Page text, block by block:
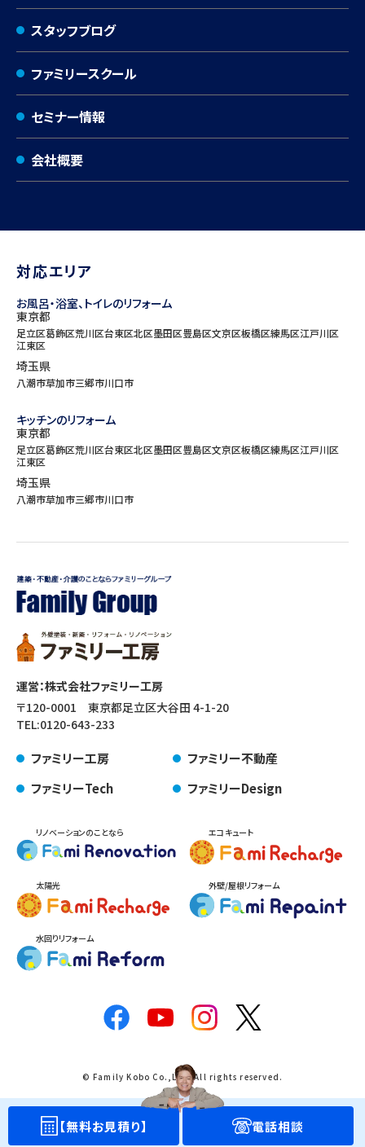
スタッフブログ
ファミリースクール
セミナー情報
会社概要
対応エリア
お風呂・浴室、トイレのリフォーム
東京都
足立区葛飾区荒川区台東区北区墨田区豊島区文京区板橋区練馬区江戸川区
江東区
埼玉県
八潮市草加市三郷市川口市
キッチンのリフォーム
東京都
足立区葛飾区荒川区台東区北区墨田区豊島区文京区板橋区練馬区江戸川区
江東区
埼玉県
八潮市草加市三郷市川口市
運営：株式会社ファミリー工房
〒120-0001 東京都足立区大谷田 4-1-20
TEL:0120-643-233
ファミリー工房
ファミリー不動産
ファミリーTech
ファミリーDesign
リノベーションのことなら エコキュート
太陽光 外壁/屋根リフォーム
水回りリフォーム
© Family Kobo Co.,Ltd. All rights reserved.
【無料お見積り】 電話相談